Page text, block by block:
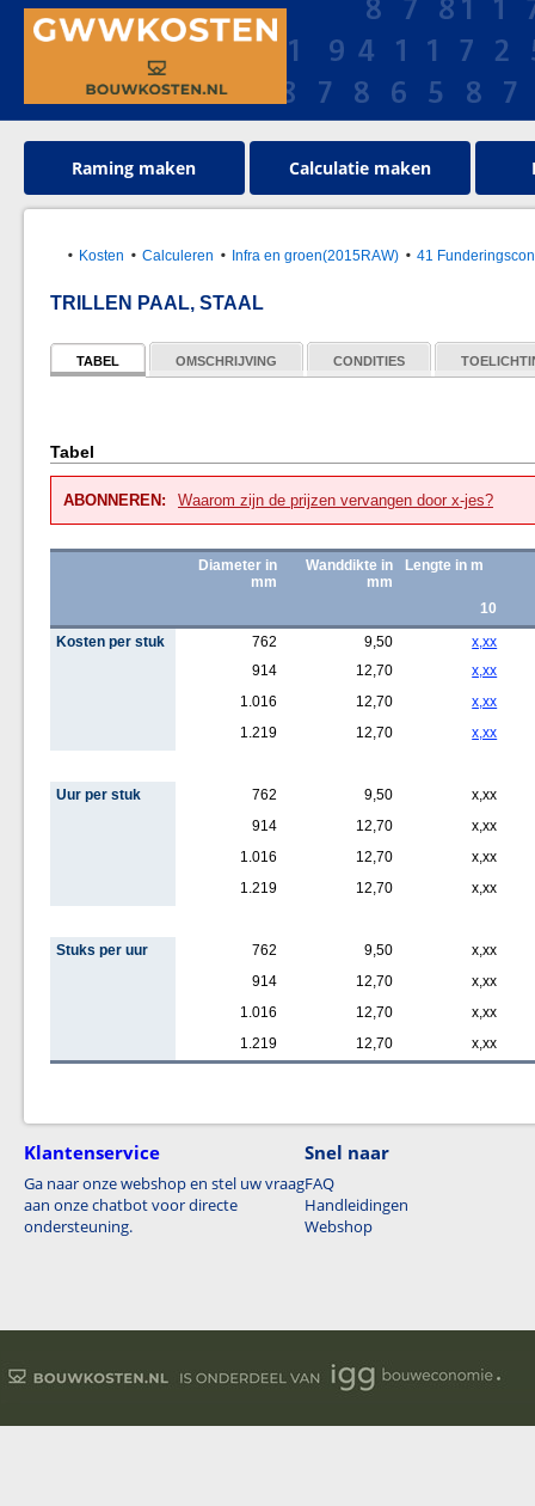
Raming maken Calculatie maken
Kosten Calculeren Infra en groen(2015RAW) 41
TRILLEN PAAL, STAAL
TABEL OMSCHRIJVING CONDITIES
Tabel
ABONNEREN: Waarom zijn de prijzen vervangen door x-jes?
Diameter in
mm
Wanddikte in
mm
Lengte in m
10
Kosten per stuk
762 9,50
x,xx
914
12,70
x,xx
1.016
12,70
x,xx
1.219
12,70 x,xx
Uur per stuk 762 9,50
x,xx
914
12,70
x,xx
1.016
12,70
x,xx
1.219
12,70 x,xx
Stuks per uur 762 9,50
x,xx
914
12,70
x,xx
1.016
12,70
x,xx
1.219
12,70 x,xx
Klantenservice
Ga naar onze webshop en stel uw vraag
aan onze chatbot voor directe
ondersteuning.
Snel naar
FAQ
Handleidingen
Webshop